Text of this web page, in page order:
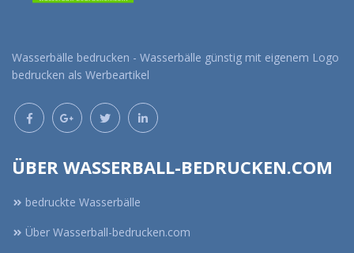
Wasserbälle bedrucken - Wasserbälle günstig mit eigenem Logo
bedrucken als Werbeartikel
ÜBER WASSERBALL-BEDRUCKEN.COM
bedruckte Wasserbälle
Über Wasserball-bedrucken.com